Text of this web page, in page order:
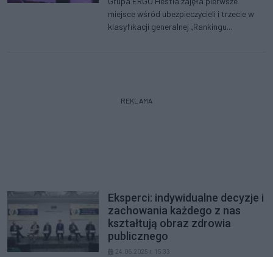
miejsce wśród ubezpieczycieli i trzecie w
klasyfikacji generalnej „Rankingu...
REKLAMA
Eksperci: indywidualne decyzje i
zachowania każdego z nas
kształtują obraz zdrowia
publicznego
24.06.2025 r. 15:33